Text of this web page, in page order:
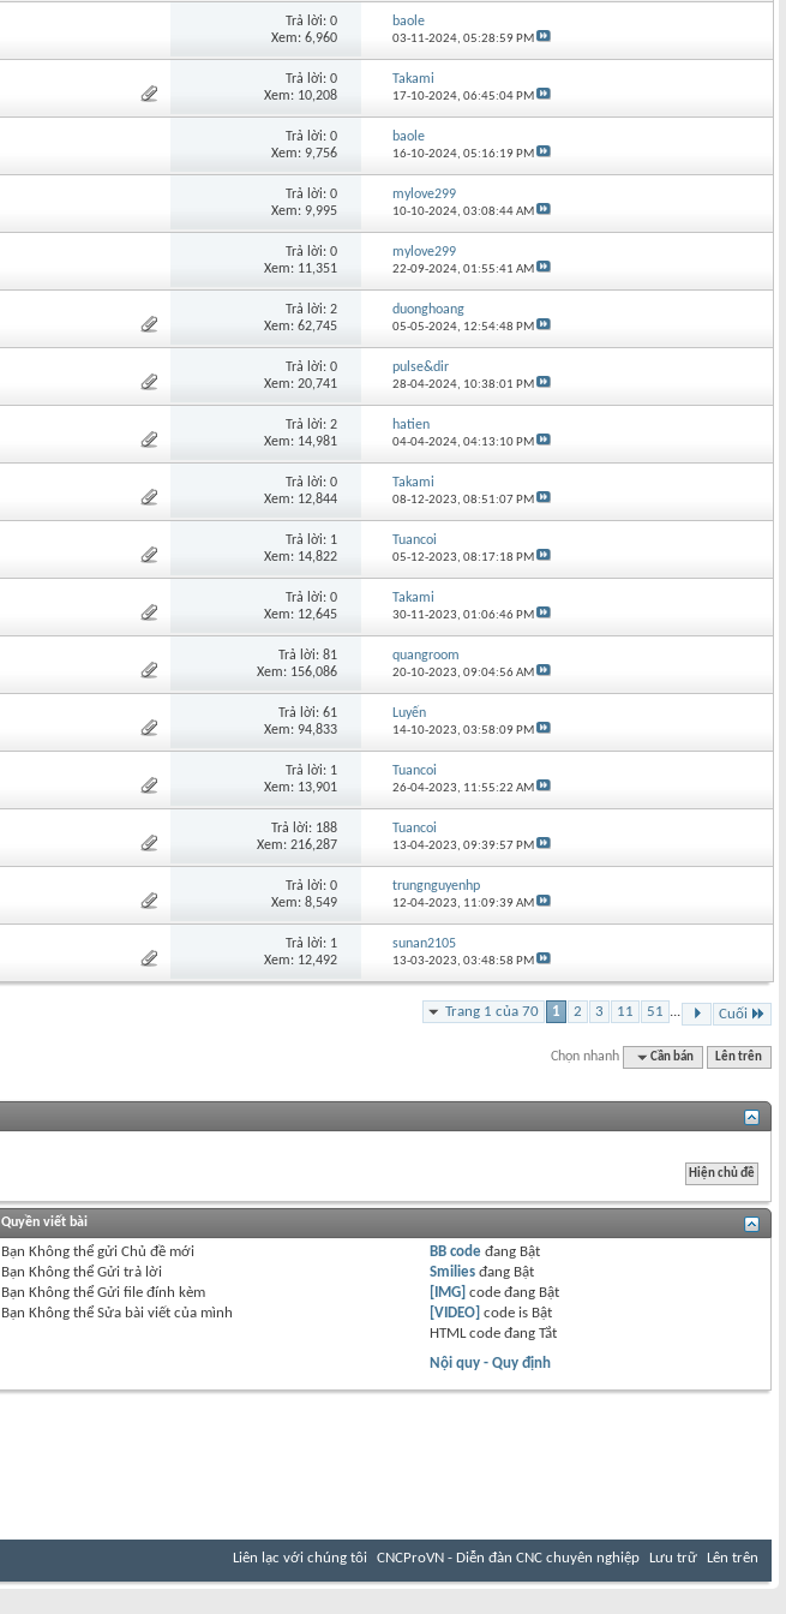
Trả lời: 0
Xem: 6,960
baole
03-11-2024,05:28:59 PM
Trả lời: 0
Xem: 10,208
Takami
17-10-2024,06:45:04 PM
Trả lời: 0
Xem: 9,756
baole
16-10-2024,05:16:19 PM
Trả lời: 0
Xem: 9,995
mylove299
10-10-2024,03:08:44 AM
Trả lời: 0
Xem: 11,351
mylove299
22-09-2024,01:55:41 AM
Trả lời: 2
Xem: 62,745
duonghoang
05-05-2024, 12:54:48 PM
Trả lời: 0
Xem: 20,741
pulse&dir
28-04-2024, 10:38:01 PM
Trả lời: 2
Xem: 14,981
hatien
04-04-2024,04:13:10 PM
Trả lời: 0
Xem: 12,844
Takami
08-12-2023,08:51:07 PM
Trả lời: 1
Xem: 14,822
Tuancoi
05-12-2023,08:17:18 PM
Trả lời: 0
Xem: 12,645
Takami
30-11-2023,01:06:46 PM
Trả lời: 81
Xem: 156,086
quangroom
20-10-2023,09:04:56 AM
Trả lời: 61
Xem: 94,833
Luyến
14-10-2023,03:58:09 PM
Trả lời: 1
Xem: 13,901
Tuancoi
26-04-2023, 11:55:22 AM
Trả lời: 188
Xem: 216,287
Tuancoi
13-04-2023,09:39:57 PM
Trả lời: 0
Xem: 8,549
trungnguyenhp
12-04-2023, 11:09:39 AM
Trả lời: 1
Xem: 12,492
sunan2105
13-03-2023,03:48:58 PM
Trang 1 của 70 1 2 3 11 51 ... Cuối
Chọn nhanh Cần bán Lên trên
Quyền viết bài
Bạn Không thểgửi Chủ đề mới
Bạn Không thểGửi trả lời
Bạn Không thểGửi file đính kèm
Bạn Không thểSửa bài viết của mình
BB code đang Bật
Smilies đang Bật
[IMG] code đang Bật
[VIDEO] code is Bật
HTML code đangTắt
Nội quy - Quy định
Liên lạc với chúng tôi CNCProVN - Diễn đàn CNC chuyên nghiệp Lưu trữ Lên trên